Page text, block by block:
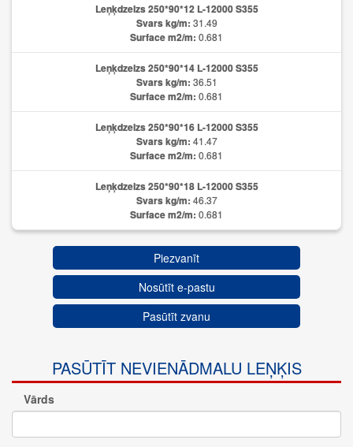
Leņķdzelzs 250*90*12 L-12000 S355
Svars kg/m: 31.49
Surface m2/m: 0.681
Leņķdzelzs 250*90*14 L-12000 S355
Svars kg/m: 36.51
Surface m2/m: 0.681
Leņķdzelzs 250*90*16 L-12000 S355
Svars kg/m: 41.47
Surface m2/m: 0.681
Leņķdzelzs 250*90*18 L-12000 S355
Svars kg/m: 46.37
Surface m2/m: 0.681
Piezvanīt
Nosūtīt e-pastu
Pasūtīt zvanu
PASŪTĪT NEVIENĀDMALU LEŅĶIS
Vārds